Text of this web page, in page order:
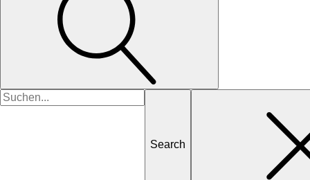
Search
for